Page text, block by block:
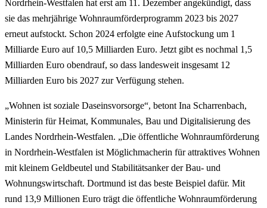
Nordrhein-Westfalen hat erst am 11. Dezember angekündigt, dass
sie das mehrjährige Wohnraumförderprogramm 2023 bis 2027
erneut aufstockt. Schon 2024 erfolgte eine Aufstockung um 1
Milliarde Euro auf 10,5 Milliarden Euro. Jetzt gibt es nochmal 1,5
Milliarden Euro obendrauf, so dass landesweit insgesamt 12
Milliarden Euro bis 2027 zur Verfügung stehen.
„Wohnen ist soziale Daseinsvorsorge“, betont Ina Scharrenbach,
Ministerin für Heimat, Kommunales, Bau und Digitalisierung des
Landes Nordrhein-Westfalen. „Die öffentliche Wohnraumförderung
in Nordrhein-Westfalen ist Möglichmacherin für attraktives Wohnen
mit kleinem Geldbeutel und Stabilitätsanker der Bau- und
Wohnungswirtschaft. Dortmund ist das beste Beispiel dafür. Mit
rund 13,9 Millionen Euro trägt die öffentliche Wohnraumförderung